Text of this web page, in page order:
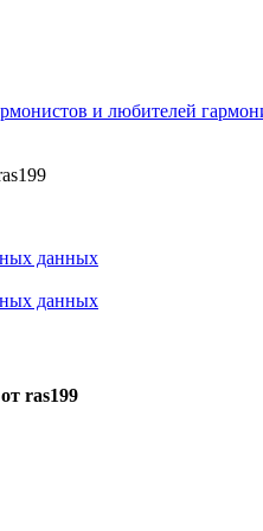
и любителей
данных
данных
ras199